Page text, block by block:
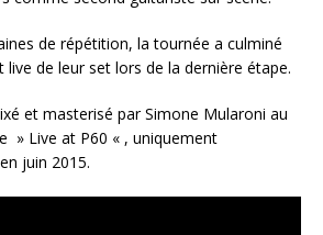
de répétition, la tournée a culminé
live de leur set lors de la dernière étape.
et masterisé par Simone Mularoni au
» Live at P60 « , uniquement
juin 2015.